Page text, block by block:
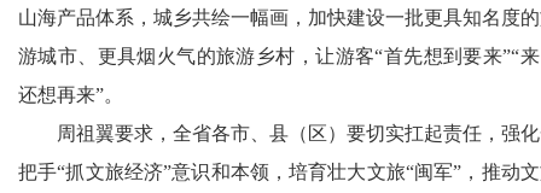
山海产品体系，城乡共绘一幅画，加快建设一批更具知名度
游城市、更具烟火气的旅游乡村，让游客“首先想到要来”“
还想再来”。
周祖翼要求，全省各市、县（区）要切实扛起责任，强
把手“抓文旅经济”意识和本领，培育壮大文旅“闽军”，推动